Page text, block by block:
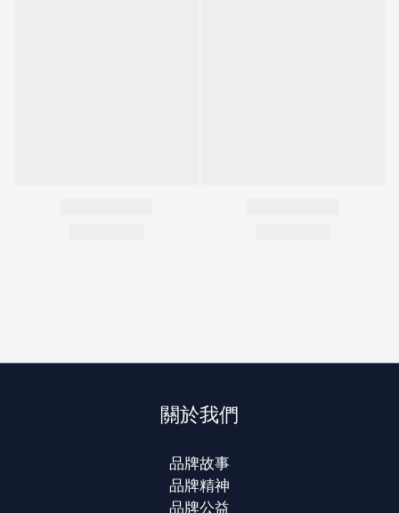
關於我們
品牌故事
品牌精神
品牌公益